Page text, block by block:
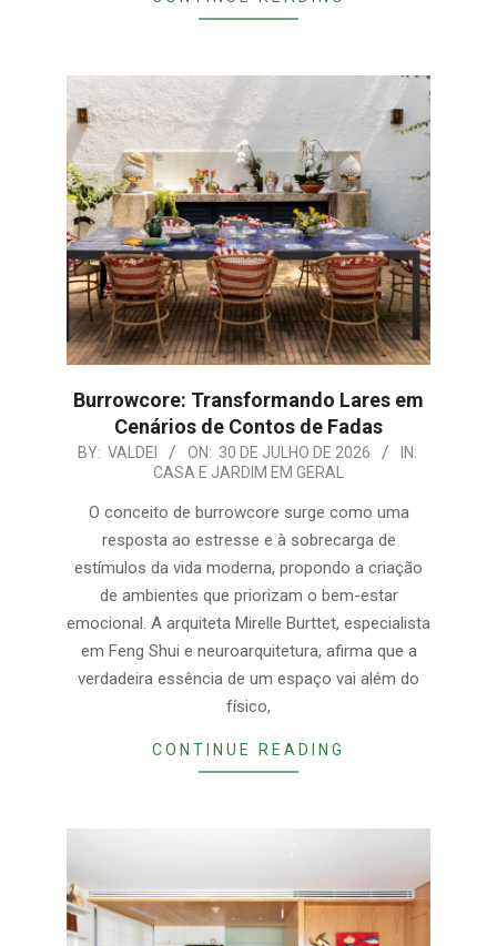
Burrowcore: Transformando Lares em
Cenários de Contos de Fadas
2026-
BY: VALDEI ON: 30 DE JULHO DE 2026
IN:
CASA E JARDIM EM GERAL
O conceito de burrowcore surge como uma
resposta ao estresse e à sobrecarga de
estímulos da vida moderna, propondo a criação
de ambientes que priorizam o bem-estar
emocional. A arquiteta Mirelle Burttet, especialista
em Feng Shui e neuroarquitetura, afirma que a
verdadeira essência de um espaço vai além do
físico,
CONTINUE READING